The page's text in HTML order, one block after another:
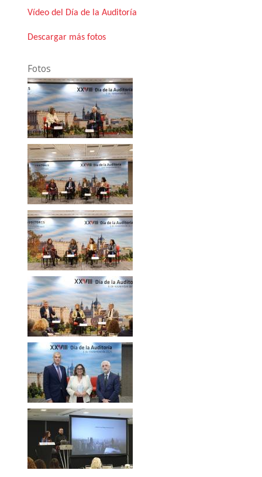
Vídeo del Día de la Auditoría
Descargar más fotos
Fotos